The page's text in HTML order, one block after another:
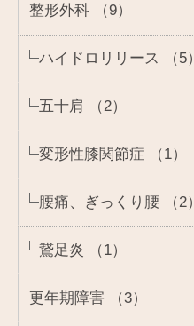
整形外科 （9）
ハイドロリリース （5）
五十肩 （2）
変形性膝関節症 （1）
腰痛、ぎっくり腰 （2）
鵞足炎 （1）
更年期障害 （3）